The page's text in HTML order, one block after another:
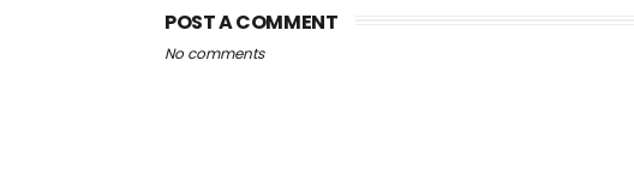
POST A COMMENT
No comments